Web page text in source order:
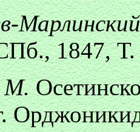
1847, Т.
М.